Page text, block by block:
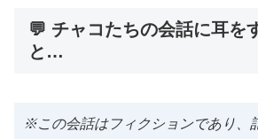
💬 チャコたちの会話に耳を
と…
※この会話はフィクションであり、